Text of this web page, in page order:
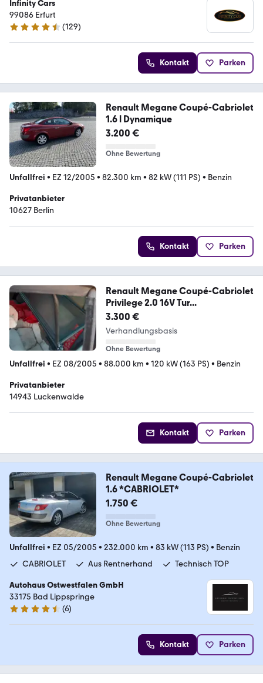
Infinity Cars
99086 Erfurt
4.3 Sterne
(129)
Kontakt Parken
Renault Megane Coupé-Cabriolet
1.6 l Dynamique
3.200 €
Ohne Bewertung
Unfallfrei • EZ 12/2005 • 82.300 km • 82 kW (111 PS) • Benzin
Privatanbieter
10627 Berlin
Kontakt Parken
Renault Megane Coupé-Cabriolet
Privilege 2.0 16V Tur...
3.300 €
Verhandlungsbasis
Ohne Bewertung
Unfallfrei • EZ 08/2005 • 88.000 km • 120 kW (163 PS) • Benzin
Privatanbieter
14943 Luckenwalde
Kontakt Parken
Renault Megane Coupé-Cabriolet
1.6 *CABRIOLET*
1.750 €
Ohne Bewertung
Unfallfrei • EZ 05/2005 • 232.000 km • 83 kW (113 PS) • Benzin
CABRIOLET
Aus Rentnerhand Technisch TOP
Autohaus Ostwestfalen GmbH
33175 Bad Lippspringe
4.3 Sterne
(6)
Kontakt Parken